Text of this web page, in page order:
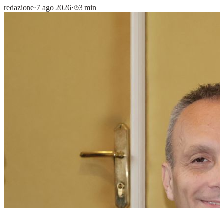
redazione·7 ago 2026· 3 min